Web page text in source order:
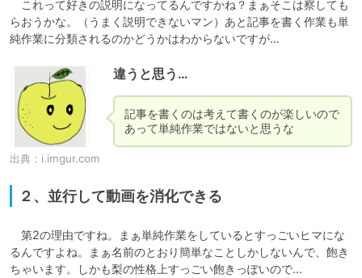
これって好きの説明になってるんですかね？まぁそこは察しても
らおうかな。（うまく説明できないマン）あと記事を書く作業も単
純作業に分類されるのかどうかはわからないですが…
出典： i.imgur.com
違うと思う…
記事を書くのは考えて書くのが楽しいので
あって単純作業ではないと思うな
２、並行して動画を消化できる
第2の理由ですね。まぁ単純作業をしているとすっごいヒマにな
るんですよね。まぁ名前のとおり簡単なことしかしないんで、飽き
ちゃいます。しかも梨の性格上すっごい飽きっぽいので…